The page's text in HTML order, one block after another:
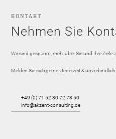
KONTAKT
Nehmen Sie
Wir sind gespannt, mehr über Sie und Ihre Ziele
Melden Sie sich gerne. Jederzeit & unverbindlich.
+49 (0) 71 52 30 72 73 50
info@akzent-consulting.de